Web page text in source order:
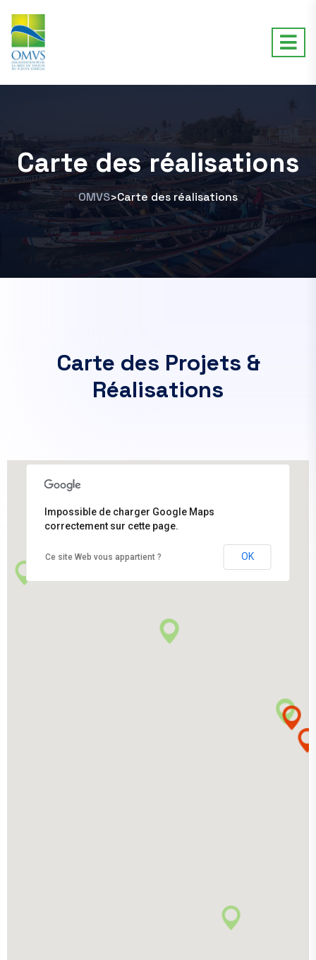
Carte des réalisations
OMVS>Carte des réalisations
Carte des Projets &
Réalisations
Impossible de charger Google Maps
correctement sur cette page.
Ce site Web vous appartient ? OK